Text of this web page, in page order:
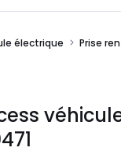
électrique Prise